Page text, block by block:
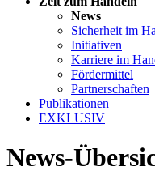
News
Sicherheit im
Initiativen
Karriere im
Fördermittel
Partnerschaften
Publikationen
EXKLUSIV
News-